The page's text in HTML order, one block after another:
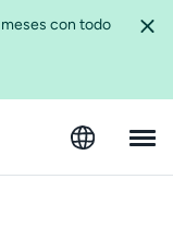
con todo